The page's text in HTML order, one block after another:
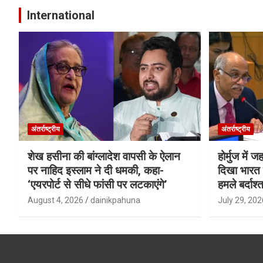
International
अंतर्राष्ट्रीय
शेख हसीना की बांग्लादेश वापसी के ऐलान
पर नाहिद इस्लाम ने दी धमकी, कहा-
‘एयरपोर्ट से सीधे फांसी पर लटकाएंगे’
August 4, 2026 dainikpahuna
अंतर्राष्ट्रीय
होर्मुज में
दिखा
हमले
July 29,